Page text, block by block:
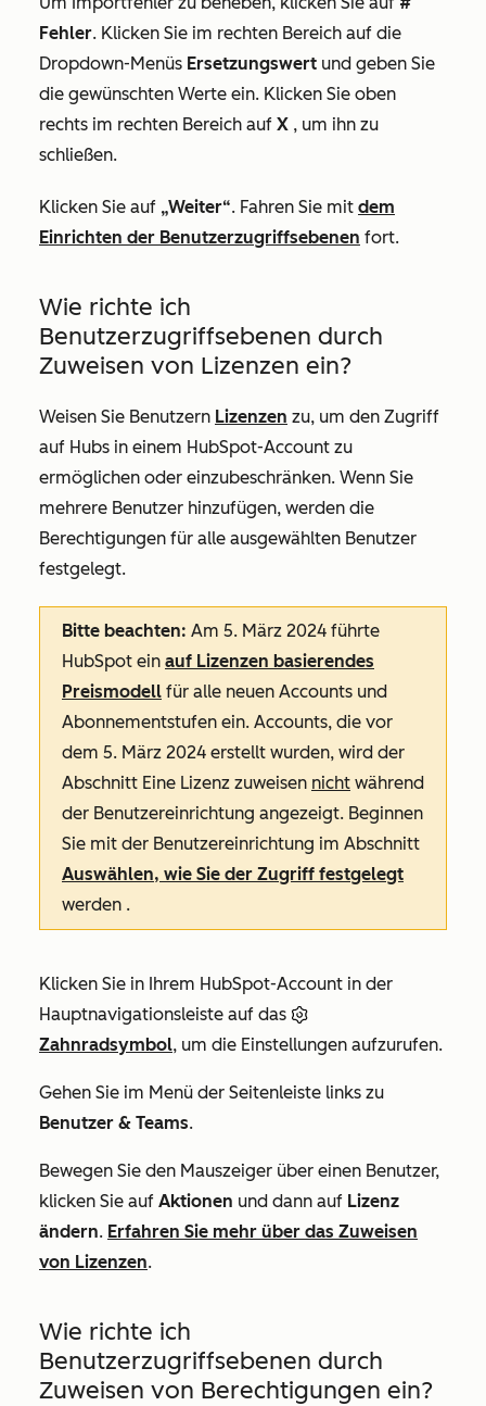
Fehler. Klicken Sie im rechten Bereich auf die
Dropdown-Menüs Ersetzungswert und geben Sie
die gewünschten Werte ein. Klicken Sie oben
rechts im rechten Bereich auf X , um ihn zu
schließen.
Klicken Sie auf „Weiter“. Fahren Sie mit dem
Einrichten der Benutzerzugriffsebenen fort.
Wie richte ich
Benutzerzugriffsebenen durch
Zuweisen von Lizenzen ein?
Weisen Sie Benutzern Lizenzen zu, um den Zugriff
auf Hubs in einem HubSpot-Account zu
ermöglichen oder einzubeschränken. Wenn Sie
mehrere Benutzer hinzufügen, werden die
Berechtigungen für alle ausgewählten Benutzer
festgelegt.
Bitte beachten: Am 5. März 2024 führte
HubSpot ein auf Lizenzen basierendes
Preismodell für alle neuen Accounts und
Abonnementstufen ein. Accounts, die vor
dem 5. März 2024 erstellt wurden, wird der
Abschnitt Eine Lizenz zuweisen nicht während
der Benutzereinrichtung angezeigt. Beginnen
Sie mit der Benutzereinrichtung im Abschnitt
Auswählen, wie Sie der Zugriff festgelegt
werden .
Klicken Sie in Ihrem HubSpot-Account in der
Hauptnavigationsleiste auf das
Zahnradsymbol, um die Einstellungen aufzurufen.
Gehen Sie im Menü der Seitenleiste links zu
Benutzer & Teams.
Bewegen Sie den Mauszeiger über einen Benutzer,
klicken Sie auf Aktionen und dann auf Lizenz
ändern. Erfahren Sie mehr über das Zuweisen
von Lizenzen.
Wie richte ich
Benutzerzugriffsebenen durch
Zuweisen von Berechtigungen ein?